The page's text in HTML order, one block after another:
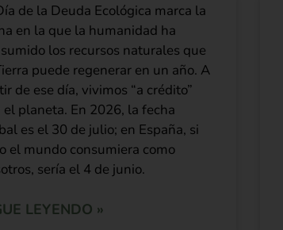
de la Deuda Ecológica marca la
en la que la humanidad ha
los recursos naturales que
puede regenerar en un año. A
de ese día, vivimos “a crédito”
el planeta. En 2026, la fecha
es el 30 de julio; en España, si
el mundo consumiera como
sería el 4 de junio.
LEYENDO »